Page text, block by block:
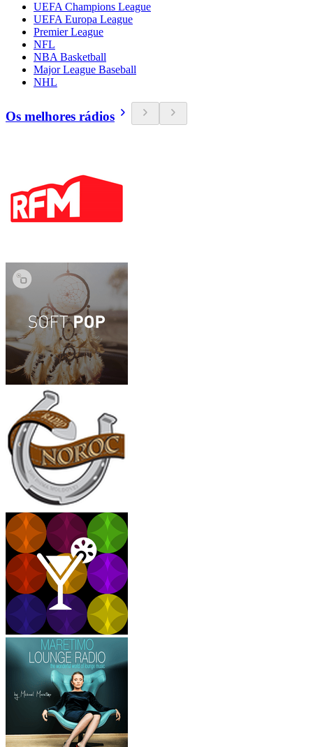
UEFA Champions League
UEFA Europa League
Premier League
NFL
NBA Basketball
Major League Baseball
NHL
Os melhores rádios